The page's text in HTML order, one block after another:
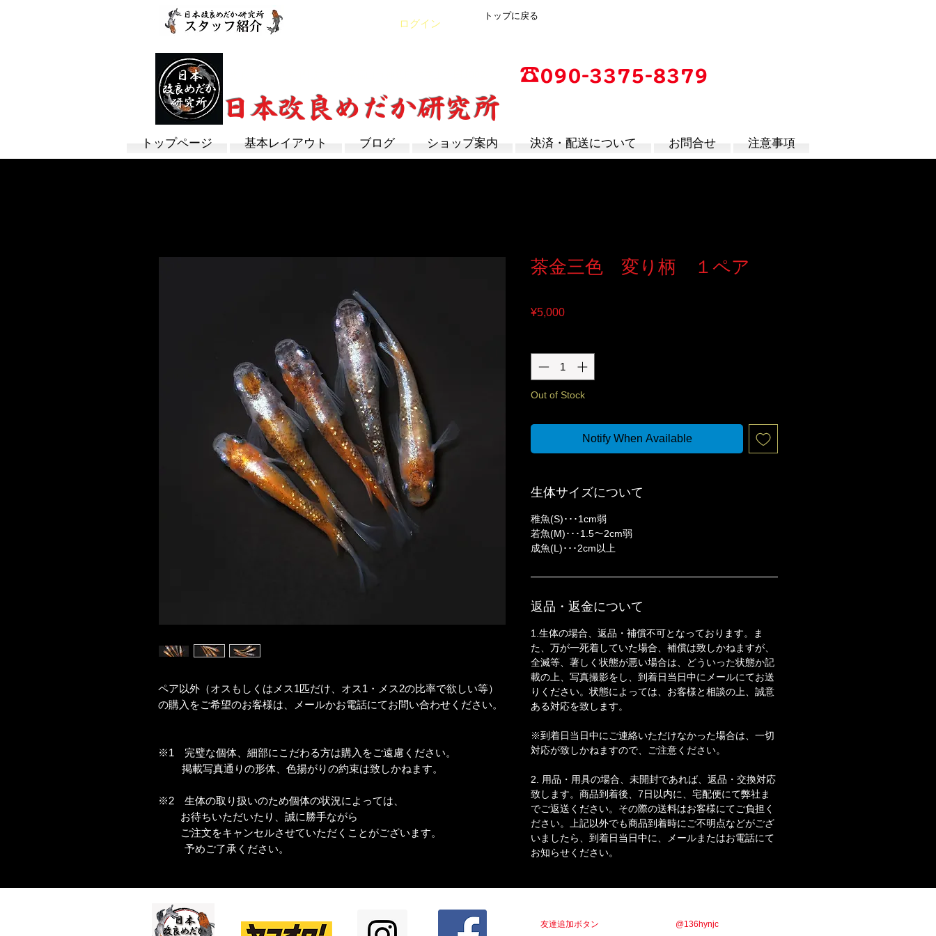
ログイン
トップに戻る
☎090-3375-8379
​日本改良めだか研究所
トップページ 基本レイアウト ブログ ショップ案内 決済・配送について お問合せ 注意事項
ペア以外（オスもしくはメス1匹だけ、オス1・メス2の比率で欲しい等）
の購入をご希望のお客様は、メールかお電話にてお問い合わせください。
※1 完璧な個体、細部にこだわる方は購入をご遠慮ください。
掲載写真通りの形体、色揚がりの約束は致しかねます。
※2 生体の取り扱いのため個体の状況によっては、
お待ちいただいたり、誠に勝手ながら
ご注文をキャンセルさせていただくことがございます。
予めご了承ください。
茶金三色 変り柄 １ペア
¥5,000Price
Out of Stock
Notify When Available
生体サイズについて
稚魚(S)･･･1cm弱
若魚(M)･･･1.5〜2cm弱
成魚(L)･･･2cm以上
返品・返金について
1.生体の場合、返品・補償不可となっております。ま
た、万が一死着していた場合、補償は致しかねますが、
全滅等、著しく状態が悪い場合は、どういった状態か記
載の上、写真撮影をし、到着日当日中にメールにてお送
りください。状態によっては、お客様と相談の上、誠意
ある対応を致します。
※到着日当日中にご連絡いただけなかった場合は、一切
対応が致しかねますので、ご注意ください。
2. 用品・用具の場合、未開封であれば、返品・交換対応
致します。商品到着後、7日以内に、宅配便にて弊社ま
でご返送ください。その際の送料はお客様にてご負担く
ださい。上記以外でも商品到着時にご不明点などがござ
いましたら、到着日当日中に、メールまたはお電話にて
お知らせください。
友達追加ボタン
@136hynjc】を検索！！